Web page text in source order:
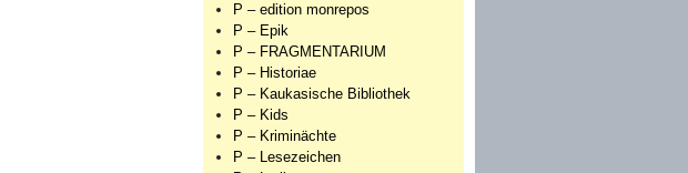
P – edition monrepos
P – Epik
P – FRAGMENTARIUM
P – Historiae
P – Kaukasische Bibliothek
P – Kids
P – Kriminächte
P – Lesezeichen